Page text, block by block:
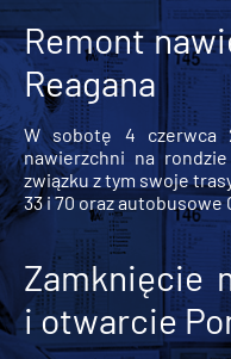
Remont
Reagana
W sobotę 4 czerwca
nawierzchni na
związku z tym swoje
33 i 70 oraz autobusowe
Zamknięcie
i otwarcie